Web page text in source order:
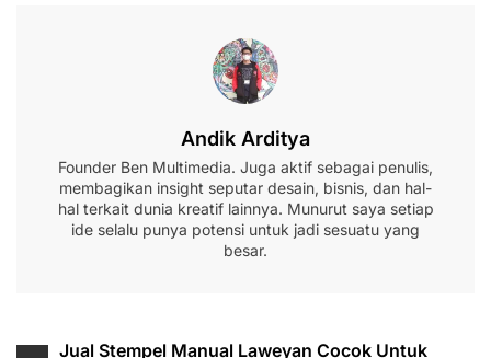
Andik Arditya
Founder Ben Multimedia. Juga aktif sebagai penulis,
membagikan insight seputar desain, bisnis, dan hal-
hal terkait dunia kreatif lainnya. Munurut saya setiap
ide selalu punya potensi untuk jadi sesuatu yang
besar.
Navigasi
Jual Stempel Manual Laweyan Cocok Untuk